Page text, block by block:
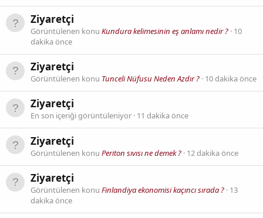
Ziyaretçi
Görüntülenen konu Kundura kelimesinin eş anlamı nedir ? 10
dakika önce
Ziyaretçi
Görüntülenen konu Tunceli Nüfusu Neden Azdır ? 10 dakika önce
Ziyaretçi
En son içeriği görüntüleniyor 11 dakika önce
Ziyaretçi
Görüntülenen konu Periton sıvısı ne demek ? 12 dakika önce
Ziyaretçi
Görüntülenen konu Finlandiya ekonomisi kaçıncı sırada ? 13
dakika önce